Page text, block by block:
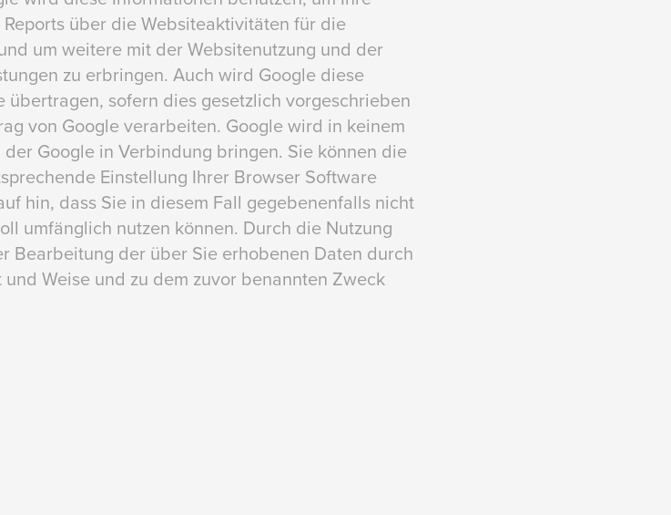
über die Websiteaktivitäten für die
um weitere mit der Websitenutzung und der
zu erbringen. Auch wird Google diese
sofern dies gesetzlich vorgeschrieben
von Google verarbeiten. Google wird in keinem
Google in Verbindung bringen. Sie können die
Einstellung Ihrer Browser Software
hin, dass Sie in diesem Fall gegebenenfalls nicht
umfänglich nutzen können. Durch die Nutzung
Bearbeitung der über Sie erhobenen Daten durch
Weise und zu dem zuvor benannten Zweck